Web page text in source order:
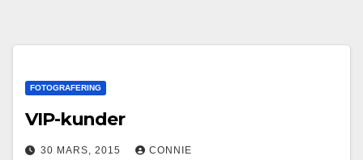
FOTOGRAFERING
VIP-kunder
30 MARS, 2015 CONNIE